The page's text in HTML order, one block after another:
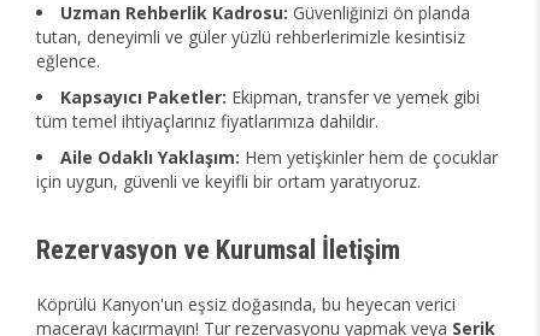
Uzman Rehberlik Kadrosu: Güvenliğinizi ön planda
tutan, deneyimli ve güler yüzlü rehberlerimizle kesintisiz
eğlence.
Kapsayıcı Paketler: Ekipman, transfer ve yemek gibi
tüm temel ihtiyaçlarınız fiyatlarımıza dahildir.
Aile Odaklı Yaklaşım: Hem yetişkinler hem de çocuklar
için uygun, güvenli ve keyifli bir ortam yaratıyoruz.
Rezervasyon ve Kurumsal İletişim
Köprülü Kanyon'un eşsiz doğasında, bu heyecan verici
macerayı kaçırmayın! Tur rezervasyonu yapmak veya Serik